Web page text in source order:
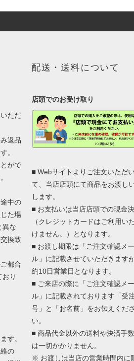
ただ
返品
。
がで
中の
た場
異な
換致
都合
り
す。
の
配送・送料について
店頭でのお受け取り
■ Webサイトよりご注文いただ
て、当店店頭にて商品をお渡し
します。
■ お支払いは当店店頭での現金
（クレジットカードはご利用い
けません。）となります。
■ お渡し期限は「ご注文確認メー
ル」に記載させていただきますが
約10日営業日となります。
■ ご来店の際に「ご注文確認メー
ル」に記載されております「受
号」と「お名前」をお伝えくださ
い。
■ 商品代金以外の送料や決済手
は一切かかりません。
※ お渡しは当店の営業時間内に